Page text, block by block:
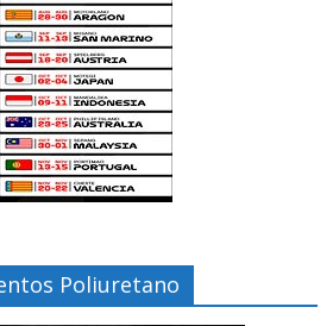
Poliuretano